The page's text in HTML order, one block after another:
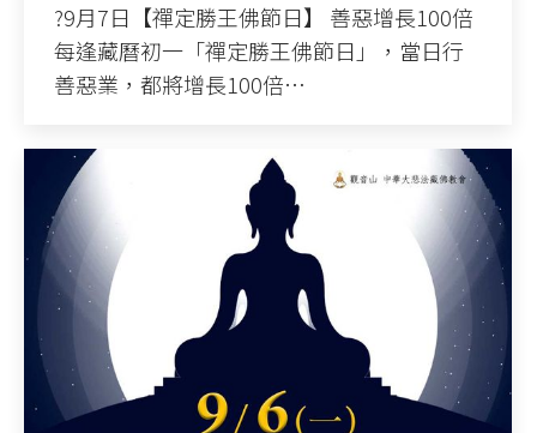
?9月7日【禪定勝王佛節日】 善惡增長100倍
每逢藏曆初一「禪定勝王佛節日」，當日行
善惡業，都將增長100倍…